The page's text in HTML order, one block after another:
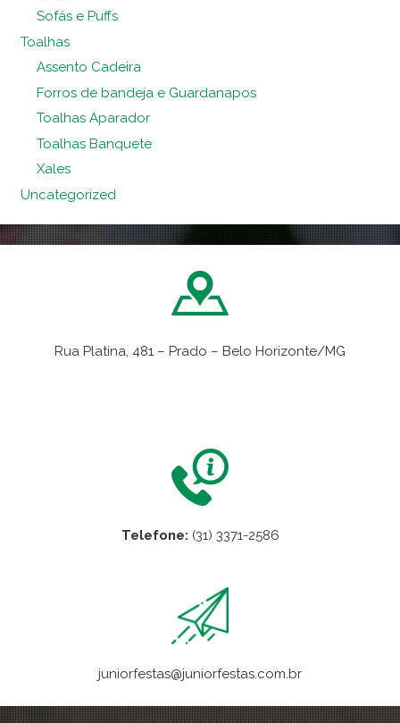
Sofás e Puffs
Toalhas
Assento Cadeira
Forros de bandeja e Guardanapos
Toalhas Aparador
Toalhas Banquete
Xales
Uncategorized
Rua Platina, 481 – Prado – Belo Horizonte/MG
Telefone: (31) 3371-2586
juniorfestas@juniorfestas.com.br